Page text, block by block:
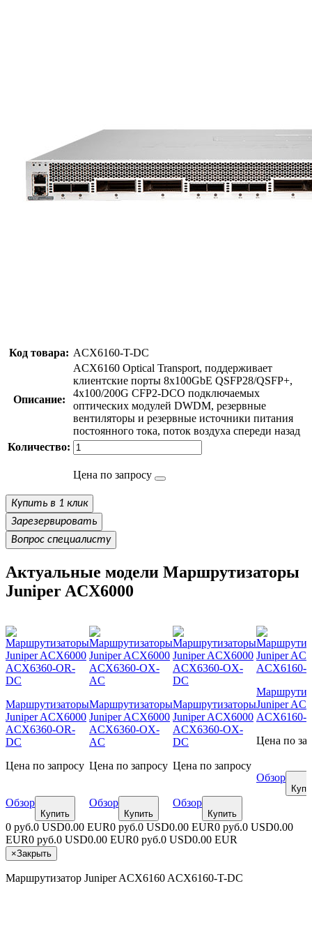
Код товара: ACX6160-T-DC
Описание:
ACX6160 Optical Transport, поддерживает
клиентские порты 8x100GbE QSFP28/QSFP+,
4x100/200G CFP2-DCO подключаемых
оптических модулей DWDM, резервные
вентиляторы и резервные источники питания
постоянного тока, поток воздуха спереди назад
Количество:
Цена по запросу
Купить в 1 клик
Зарезервировать
Вопрос специалисту
Актуальные модели Маршрутизаторы
Juniper ACX6000
Маршрутизаторы
Juniper ACX6000
ACX6360-OR-
DC
Цена по запросу
Обзор
Купить
Маршрутизаторы
Juniper ACX6000
ACX6360-OX-
AC
Цена по запросу
Обзор
Купить
Маршрутизаторы
Juniper ACX6000
ACX6360-OX-
DC
Цена по запросу
Обзор
Купить
Juniper
ACX6160-
Цена по
Обзор
0 руб.0 USD0.00 EUR0 руб.0 USD0.00 EUR0 руб.0 USD0.00
EUR0 руб.0 USD0.00 EUR0 руб.0 USD0.00 EUR
×Закрыть
Маршрутизатор Juniper ACX6160 ACX6160-T-DC